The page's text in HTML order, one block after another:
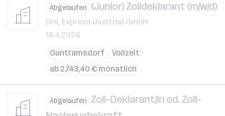
Abgelaufen (Junior) Zolldeklarant (m/w/d)
DHL Express (Austria) GmbH
18.4.2026
Guntramsdorf
Vollzeit
ab 2.743,40 € monatlich
Abgelaufen Zoll-Deklarant/in od. Zoll-